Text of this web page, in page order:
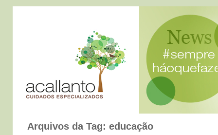
Arquivos da Tag: educação